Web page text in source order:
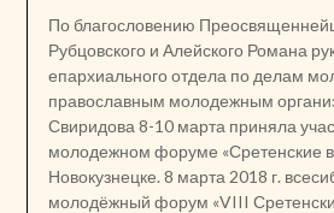
По благословению
Рубцовского и Алейского Романа
епархиального отдела по делам
православным молодежным
Свиридова 8-10 марта приняла
молодежном форуме «Сретенские
Новокузнецке. 8 марта 2018 г.
молодёжный форум «VIII